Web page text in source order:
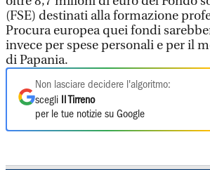
(FSE) destinati alla formazione
Procura europea quei fondi
invece per spese personali e per il
di Papania.
Non lasciare decidere l'algoritmo:
scegli
Il Tirreno
per le tue notizie su Google